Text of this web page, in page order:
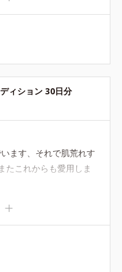
んとなくいいような気
ツするので、頼んで定
とても合いました。
ィション 30日分
ます、それで肌荒れす
たこれからも愛用しま